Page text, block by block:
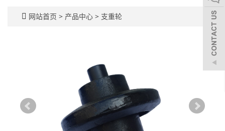
网站首页 > 产品中心 > 支重轮